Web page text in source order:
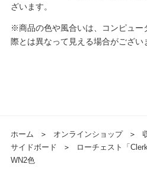
ざいます。
※商品の色や風合いは、コンピュー
際とは異なって見える場合がござい
ホーム ＞ オンラインショップ ＞
サイドボード
＞
ローチェスト「
WN2色